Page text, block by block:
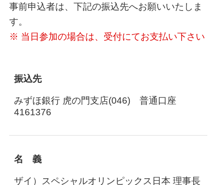
事前申込者は、下記の振込先へお願いいたしま
す。
※ 当日参加の場合は、受付にてお支払い下さい
振込先
みずほ銀行 虎の門支店(046) 普通口座
4161376
名 義
ザイ）スペシャルオリンピックス日本 理事長